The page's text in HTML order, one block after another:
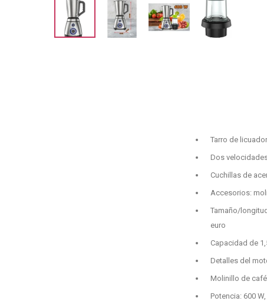
Tarro de
Dos
Cuchillas de
Accesorios:
Tamaño/
euro
Capacidad de
Detalles del
Molinillo de café
Potencia: 600